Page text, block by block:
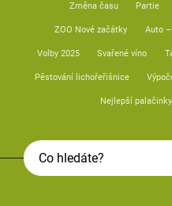
Změna času Partie
ZOO Nové začátky Auto
Volby 2025 Svařené víno
Pěstování lichořeřišnice
Nejlepší palačinky